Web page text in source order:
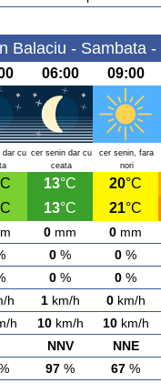
Balaciu - Sambata
06:00 09:00
dar cu cer senin dar cu
ceata
cer senin, fara
nori
13°C 20°C
13°C 21°C
0 mm 0 mm
0 % 0 %
0 % 0 %
h 1km/h 0km/h
h 10km/h 10km/h
NNV NNE
97 % 67 %